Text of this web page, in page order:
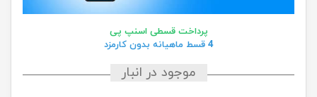
پرداخت قسطی اسنپ پی
4 قسط ماهیانه بدون کارمزد
موجود در انبار